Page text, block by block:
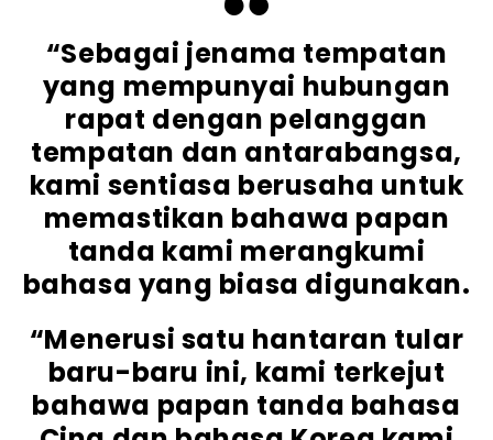
“Sebagai jenama tempatan
yang mempunyai hubungan
rapat dengan pelanggan
tempatan dan antarabangsa,
kami sentiasa berusaha untuk
memastikan bahawa papan
tanda kami merangkumi
bahasa yang biasa digunakan.
“Menerusi satu hantaran tular
baru-baru ini, kami terkejut
bahawa papan tanda bahasa